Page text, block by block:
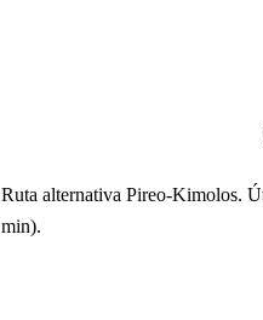
Ruta alternativa Pireo-Kimolos.
min).